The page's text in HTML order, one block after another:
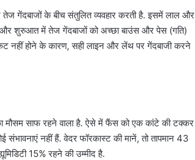
गेंदबाजों के बीच संतुलित व्यवहार करती है. इसमें लाल और
शुरुआत में तेज गेंदबाजों को अच्छा बाउंस और पेस (गति)
होने के कारण, सही लाइन और लेंथ पर गेंदबाजी करने
मौसम साफ रहने वाला है. ऐसे में फैंस को एक कांटे की टक्कर
नहीं हैं. वेदर फॉरकास्ट की मानें, तो तापमान 43
15% रहने की उम्मीद है.